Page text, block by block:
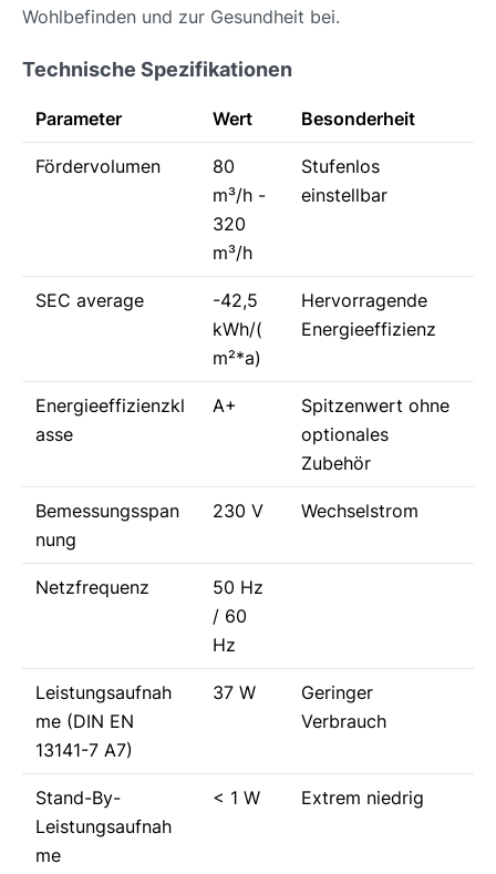
Wohlbefinden und zur Gesundheit bei.
Technische Spezifikationen
Parameter Wert Besonderheit
Fördervolumen
80
m³/h -
320
m³/h
Stufenlos
einstellbar
SEC average
-42,5
kWh/(
m²*a)
Hervorragende
Energieeffizienz
Energieeffizienzkl
asse
A+
Spitzenwert ohne
optionales
Zubehör
Bemessungsspan
nung
230 V Wechselstrom
Netzfrequenz
50 Hz
/ 60
Hz
Leistungsaufnah
me (DIN EN
13141-7 A7)
37 W
Geringer
Verbrauch
Stand-By-
Leistungsaufnah
me
< 1 W Extrem niedrig